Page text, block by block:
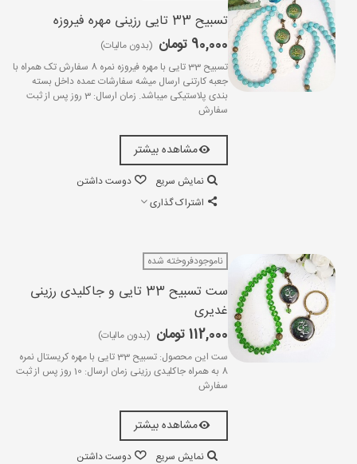
تسبیح 33 تایی رزینی مهره فیروزه
90,000 تومان
(بدون مالیات)
تسبیح 33 تایی با مهره فیروزه نمره 8 سفارش تک همراه با
جعبه کارتنی ارسال میشه سفارشات عمده داخل بسته
بندی پلاستیکی میباشد. زمان ارسال: 3 روز پس از ثبت
سفارش
مشاهده بیشتر
نمایش سریع
دوست داشتن
اشتراک گذاری
ناموجودفروخته شده
ست تسبیح 33 تایی و جاکلیدی رزینی
غدیری
112,000 تومان
(بدون مالیات)
ست این محصول: تسبیح 33 تایی با مهره کریستال نمره
8 به همراه جاکلیدی رزینی زمان ارسال: 10 روز پس از ثبت
سفارش
مشاهده بیشتر
نمایش سریع دوست داشتن